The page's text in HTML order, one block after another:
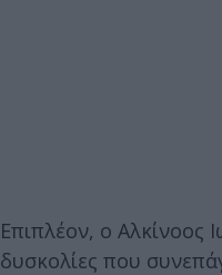
Επιπλέον, ο Αλκίνοος
δυσκολίες που